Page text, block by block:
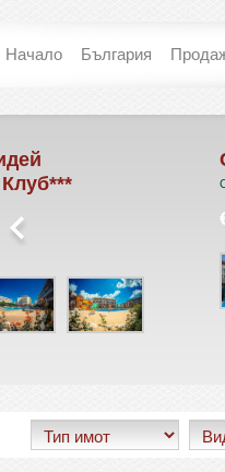
Начало България